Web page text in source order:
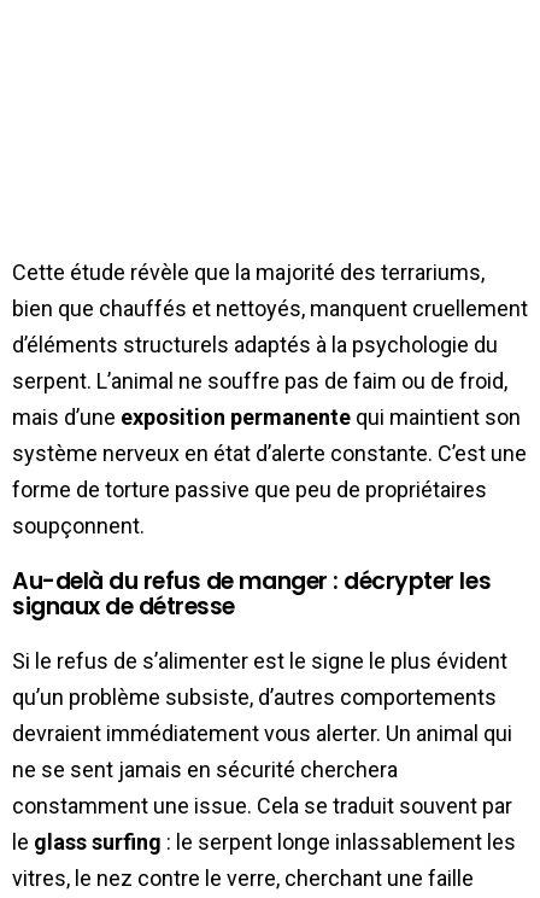
Cette étude révèle que la majorité des terrariums,
bien que chauffés et nettoyés, manquent cruellement
d’éléments structurels adaptés à la psychologie du
serpent. L’animal ne souffre pas de faim ou de froid,
mais d’une exposition permanente qui maintient son
système nerveux en état d’alerte constante. C’est une
forme de torture passive que peu de propriétaires
soupçonnent.
Au-delà du refus de manger : décrypter les
signaux de détresse
Si le refus de s’alimenter est le signe le plus évident
qu’un problème subsiste, d’autres comportements
devraient immédiatement vous alerter. Un animal qui
ne se sent jamais en sécurité cherchera
constamment une issue. Cela se traduit souvent par
le glass surfing : le serpent longe inlassablement les
vitres, le nez contre le verre, cherchant une faille